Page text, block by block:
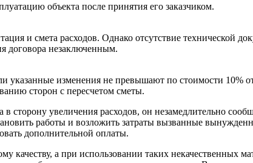
объекта после принятия его заказчиком.
и смета расходов. Однако отсутствие технической
договора незаключенным.
указанные изменения не превышают по стоимости 10%
сторон с пересчетом сметы.
увеличения расходов, он незамедлительно
работы и возложить затраты вызванные
дополнительной оплаты.
качеству, а при использовании таких некачественных